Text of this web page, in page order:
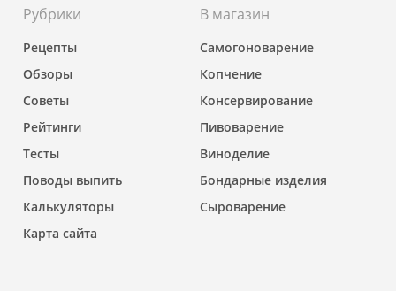
Рубрики
Рецепты
Обзоры
Советы
Рейтинги
Тесты
Поводы выпить
Калькуляторы
Карта сайта
В магазин
Самогоноварение
Копчение
Консервирование
Пивоварение
Виноделие
Бондарные изделия
Сыроварение